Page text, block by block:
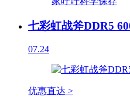
七彩虹战斧DDR5
07.24
优惠直达 >